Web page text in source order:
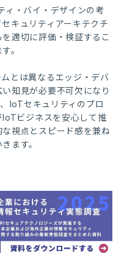
ィ・バイ・デザインの考
キュリティアーキテクチ
適切に評価・検証するこ
。
とは異なるエッジ・デバ
知見が必要不可欠になり
IoTセキュリティのプロ
IoTビジネスを安心して推
視点とスピード感を兼ね
ます。